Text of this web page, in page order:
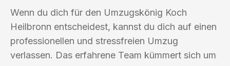
Wenn du dich für den Umzugskönig Koch
Heilbronn entscheidest, kannst du dich auf einen
professionellen und stressfreien Umzug
verlassen. Das erfahrene Team kümmert sich um